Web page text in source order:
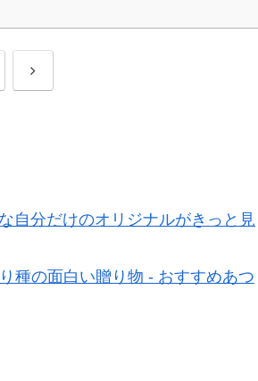
次
自分だけのオリジナルがきっと見
種の面白い贈り物 - おすすめあつ